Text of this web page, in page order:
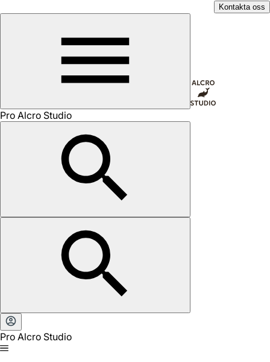
Kontakta oss
Pro Alcro Studio
Pro Alcro Studio